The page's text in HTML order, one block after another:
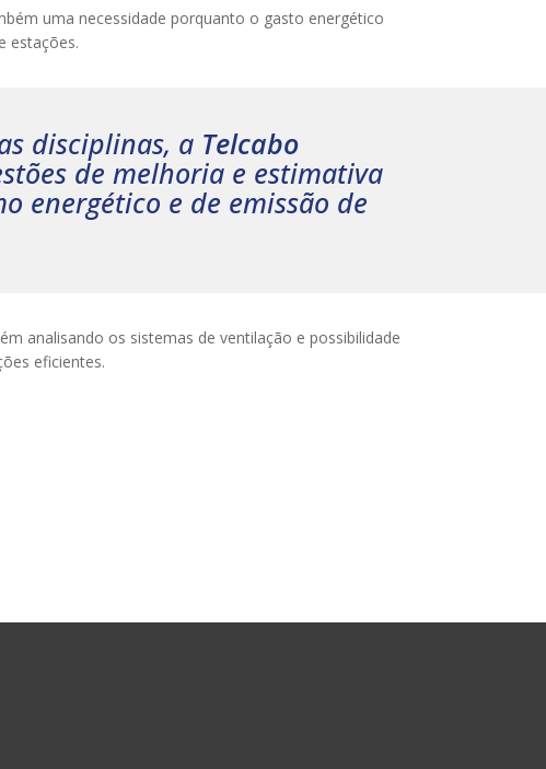
uma necessidade porquanto o gasto energético
estações.
disciplinas, a Telcabo
de melhoria e estimativa
energético e de emissão de
analisando os sistemas de ventilação e possibilidade
eficientes.